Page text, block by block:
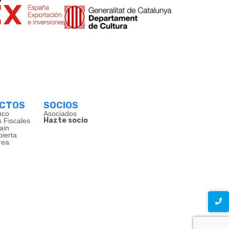
Fiscales
SOCIOS
Asociados
Hazte socio